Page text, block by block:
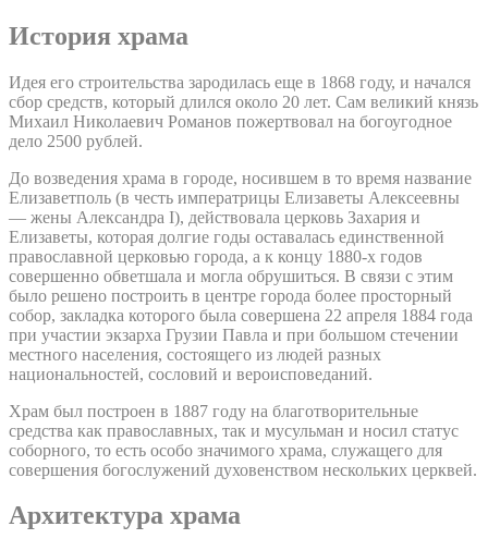
История храма
Идея его строительства зародилась еще в 1868 году, и начался
сбор средств, который длился около 20 лет. Сам великий князь
Михаил Николаевич Романов пожертвовал на богоугодное
дело 2500 рублей.
До возведения храма в городе, носившем в то время название
Елизаветполь (в честь императрицы Елизаветы Алексеевны
— жены Александра I), действовала церковь Захария и
Елизаветы, которая долгие годы оставалась единственной
православной церковью города, а к концу 1880-х годов
совершенно обветшала и могла обрушиться. В связи с этим
было решено построить в центре города более просторный
собор, закладка которого была совершена 22 апреля 1884 года
при участии экзарха Грузии Павла и при большом стечении
местного населения, состоящего из людей разных
национальностей, сословий и вероисповеданий.
Храм был построен в 1887 году на благотворительные
средства как православных, так и мусульман и носил статус
соборного, то есть особо значимого храма, служащего для
совершения богослужений духовенством нескольких церквей.
Архитектура храма